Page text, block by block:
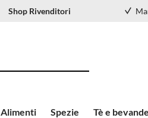
Shop Rivenditori
Alimenti Spezie Tè e bevande